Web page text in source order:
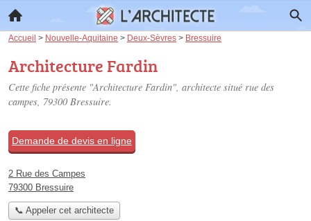
Accueil > Nouvelle-Aquitaine > Deux-Sèvres > Bressuire
Architecture Fardin
Cette fiche présente "Architecture Fardin", architecte situé rue des
campes, 79300 Bressuire.
Demande de devis en ligne
2 Rue des Campes
79300 Bressuire
📞 Appeler cet architecte